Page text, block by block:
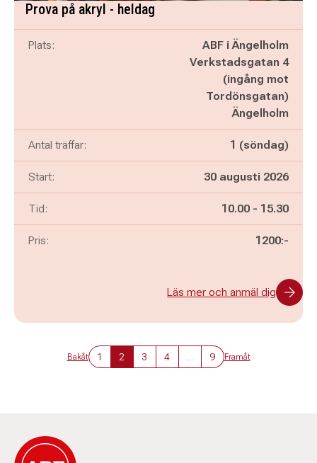
Prova på akryl - heldag
Plats:
ABF i Ängelholm
Verkstadsgatan 4
(ingång mot
Tordönsgatan)
Ängelholm
Antal träffar: 1 (söndag)
Start: 30 augusti 2026
Tid: Pågår mellan
10.00 - och
15.30
Pris: 1200:-
Läs mer och anmäl dig
Bakåt 1 2 3 4 9 Framåt